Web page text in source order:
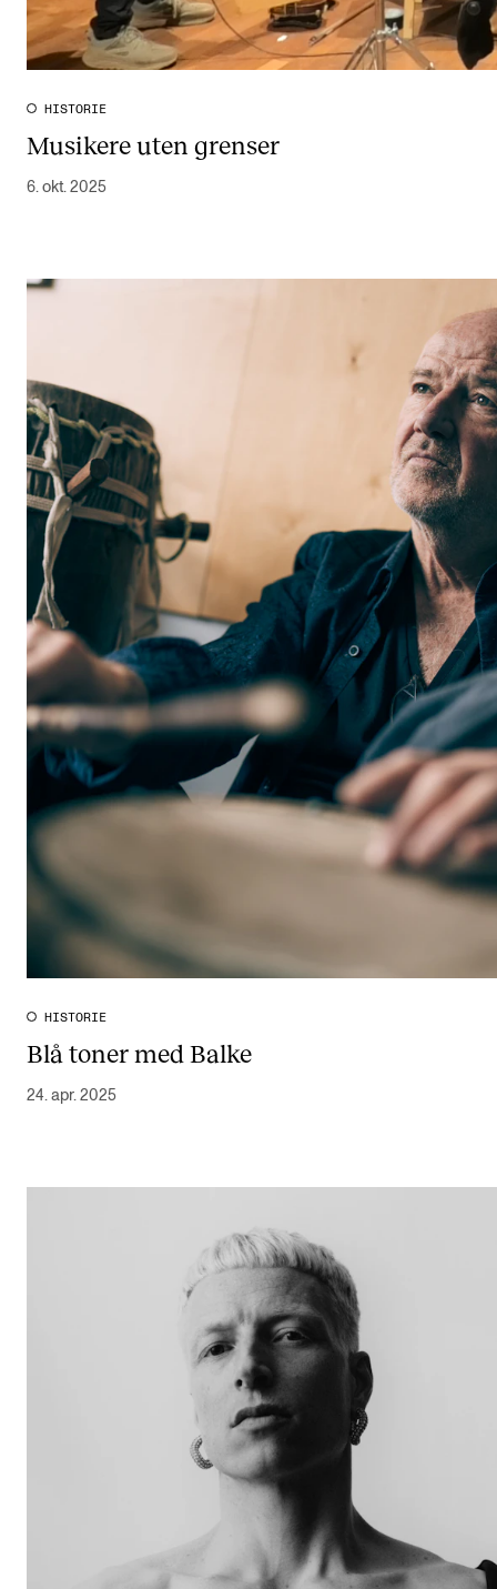
HISTORIE
Musikere uten grenser
6. okt. 2025
HISTORIE
Blå toner med Balke
24. apr. 2025